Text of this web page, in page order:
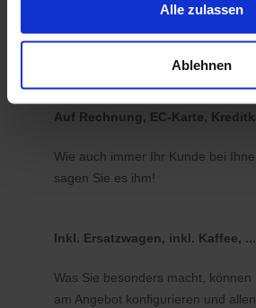
im Rahmen Deiner Nutzung der
haben.
Alle zulassen
Ablehnen
So individuell
Auf Rechnung, EC-Karte,
Wie auch immer Ihr Kunde bei
sagen Sie es ihm!
Inkl. Ersatzwagen, inkl. Kaffee, ...
Was Sie besonders macht, können
am Angebot konfigurieren und